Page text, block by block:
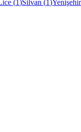
(1)Silvan (1)Yenişehir